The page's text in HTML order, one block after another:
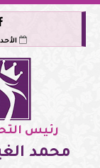
الأحد
رئيس
محمد